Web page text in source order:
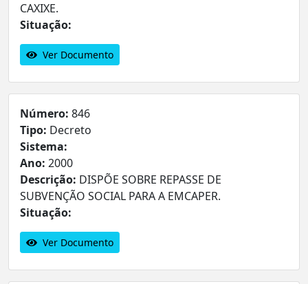
CAXIXE.
Situação:
Ver Documento
Número: 846
Tipo: Decreto
Sistema:
Ano: 2000
Descrição: DISPÕE SOBRE REPASSE DE
SUBVENÇÃO SOCIAL PARA A EMCAPER.
Situação:
Ver Documento